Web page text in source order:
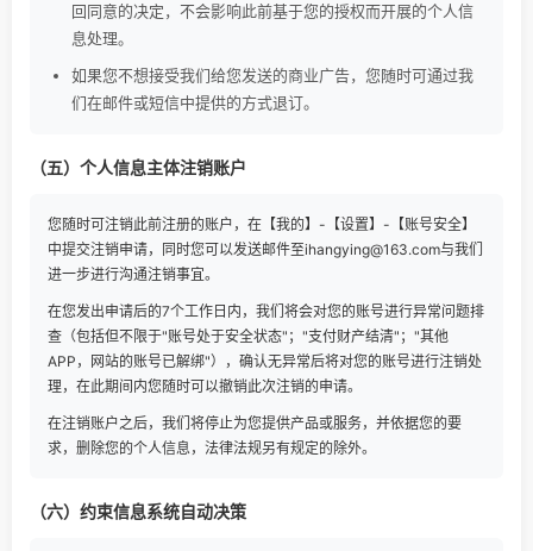
回同意的决定，不会影响此前基于您的授权而开展的个人信
息处理。
如果您不想接受我们给您发送的商业广告，您随时可通过我
们在邮件或短信中提供的方式退订。
（五）个人信息主体注销账户
您随时可注销此前注册的账户，在【我的】-【设置】-【账号安全】
中提交注销申请，同时您可以发送邮件至ihangying@163.com与我们
进一步进行沟通注销事宜。
在您发出申请后的7个工作日内，我们将会对您的账号进行异常问题排
查（包括但不限于"账号处于安全状态"；"支付财产结清"；"其他
APP，网站的账号已解绑"），确认无异常后将对您的账号进行注销处
理，在此期间内您随时可以撤销此次注销的申请。
在注销账户之后，我们将停止为您提供产品或服务，并依据您的要
求，删除您的个人信息，法律法规另有规定的除外。
（六）约束信息系统自动决策